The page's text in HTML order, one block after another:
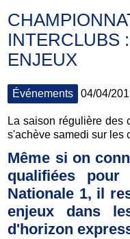
INTERCLUBS
ENJEUX
Événements 04/04/
La saison régulière des
s'achève samedi sur les
Même si on
qualifiées
Nationale 1, il
enjeux dans
d'horizon